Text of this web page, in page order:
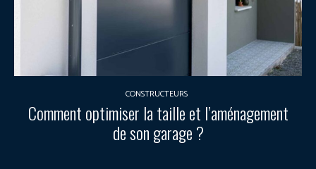
CONSTRUCTEURS
Comment optimiser la taille et l’aménagement
de son garage ?